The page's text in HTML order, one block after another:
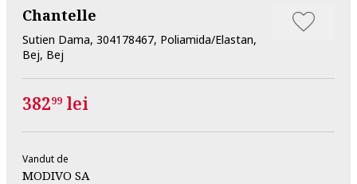
Chantelle
Sutien Dama, 304178467, Poliamida/Elastan,
Bej, Bej
38299 lei
Vandut de
MODIVO SA